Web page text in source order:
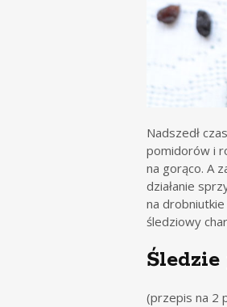
Nadszedł
pomidorów i
na gorąco. A
działanie
na
śledziowy
(przepis na 2